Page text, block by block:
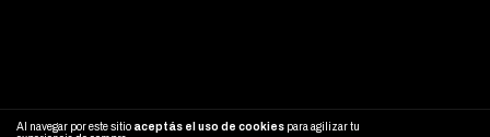
Al navegar por este sitio aceptás el uso de cookies para agilizar tu